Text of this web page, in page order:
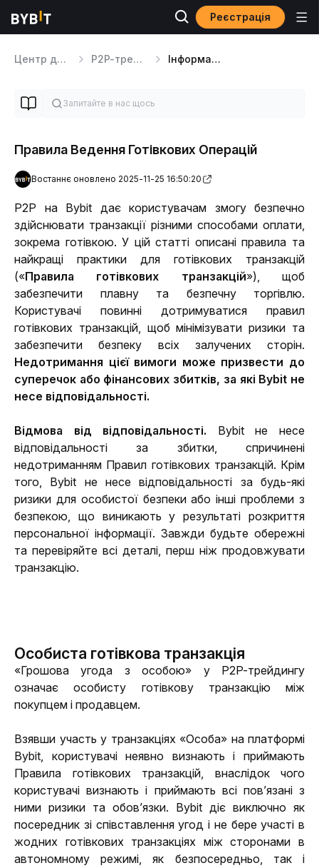
Реєстрація
Центр допомоги P2P-трейдинг Інформація про безпеку P2P
Правила Ведення Готівкових Операцій
Востаннє оновлено 2025-11-25 16:50:20
P2P на Bybit дає користувачам змогу безпечно
здійснювати транзакції різними способами оплати,
зокрема готівкою. У цій статті описані правила та
найкращі практики для готівкових транзакцій
(«Правила готівкових транзакцій»), щоб
забезпечити плавну та безпечну торгівлю.
Користувачі повинні дотримуватися правил
готівкових транзакцій, щоб мінімізувати ризики та
Недотримання цієї вимоги може призвести до
суперечок або фінансових збитків, за які Bybit не
несе відповідальності.
Відмова від відповідальності. Bybit не несе
відповідальності за збитки, спричинені
недотриманням Правил готівкових транзакцій. Крім
того, Bybit не несе відповідальності за будь-які
ризики для особистої безпеки або інші проблеми з
безпекою, що виникають у результаті розкриття
персональної інформації. Завжди будьте обережні
та перевіряйте всі деталі, перш ніж продовжувати
транзакцію.
Особиста готівкова транзакція
«Грошова угода з особою» у P2P-трейдингу
означає особисту готівкову транзакцію між
покупцем і продавцем.
Взявши участь у транзакціях «Особа» на платформі
Bybit, користувачі неявно визнають і приймають
Правила готівкових транзакцій, внаслідок чого
користувачі визнають і приймають всі пов’язані з
ними ризики та обов’язки. Bybit діє виключно як
посередник зі співставлення угод і не бере участі в
жодних готівкових транзакціях між сторонами в
автономному режимі, як безпосередньо, так і